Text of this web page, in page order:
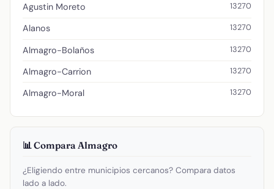
Agustin Moreto 13270
Alanos 13270
Almagro-Bolaños 13270
Almagro-Carrion 13270
Almagro-Moral 13270
📊 Compara Almagro
¿Eligiendo entre municipios cercanos? Compara datos
lado a lado.